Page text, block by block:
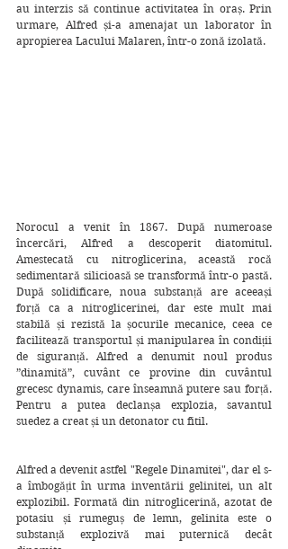
au interzis să continue activitatea în oraș. Prin
urmare, Alfred și-a amenajat un laborator în
apropierea Lacului Malaren, într-o zonă izolată.
Norocul a venit în 1867. După numeroase
încercări, Alfred a descoperit diatomitul.
Amestecată cu nitroglicerina, această rocă
sedimentară silicioasă se transformă într-o pastă.
După solidificare, noua substanță are aceeași
forță ca a nitroglicerinei, dar este mult mai
stabilă și rezistă la șocurile mecanice, ceea ce
facilitează transportul și manipularea în condiții
de siguranță. Alfred a denumit noul produs
”dinamită”, cuvânt ce provine din cuvântul
grecesc dynamis, care înseamnă putere sau forță.
Pentru a putea declanșa explozia, savantul
suedez a creat și un detonator cu fitil.
Alfred a devenit astfel "Regele Dinamitei", dar el s-
a îmbogățit în urma inventării gelinitei, un alt
explozibil. Formată din nitroglicerină, azotat de
potasiu și rumeguș de lemn, gelinita este o
substanță explozivă mai puternică decât